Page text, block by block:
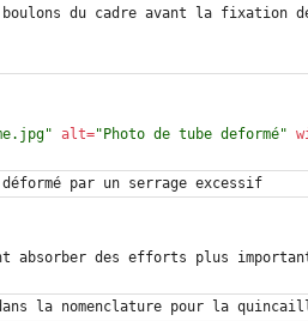
alt="Photo de tube deformé"
la nomenclature pour la